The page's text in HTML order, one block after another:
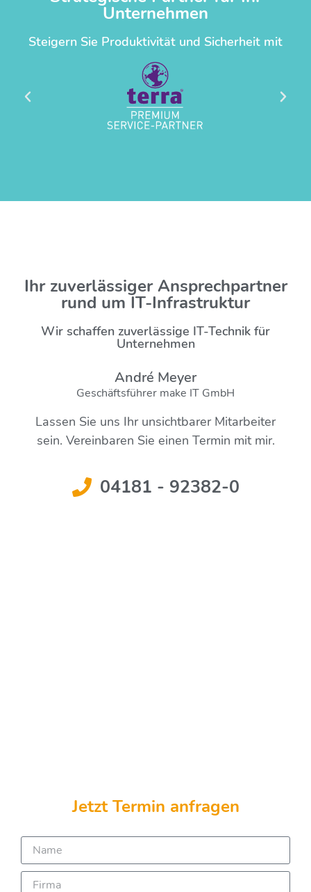
Unternehmen
Steigern Sie Produktivität und Sicherheit mit
Ihr zuverlässiger Ansprechpartner
rund um IT-Infrastruktur
Wir schaffen zuverlässige IT-Technik für
Unternehmen
André Meyer
Geschäftsführer make IT GmbH
Lassen Sie uns Ihr unsichtbarer Mitarbeiter
sein. Vereinbaren Sie einen Termin mit mir.
04181 - 92382-0
Jetzt Termin anfragen